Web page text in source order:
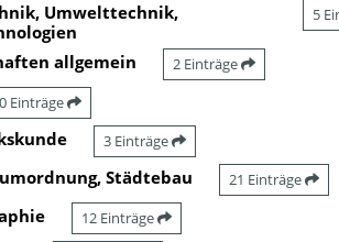
Umwelttechnik,
5
allgemein 2 Einträge
Einträge
3 Einträge
Städtebau 21 Einträge
12 Einträge